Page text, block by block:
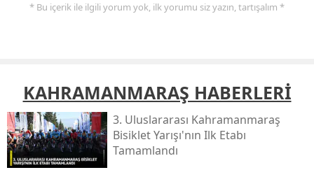
* Bu içerik ile ilgili yorum yok, ilk yorumu siz yazın, tartışalım *
KAHRAMANMARAŞ HABERLERİ
3. Uluslararası Kahramanmaraş
Bisiklet Yarışı'nın Ilk Etabı
Tamamlandı